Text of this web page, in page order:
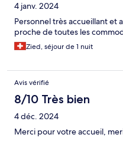
4 janv. 2024
Personnel très accueillant et
proche de toutes les
Zied, séjour de 1 nuit
Avis vérifié
8/10 Très bien
4 déc. 2024
Merci pour votre accueil,